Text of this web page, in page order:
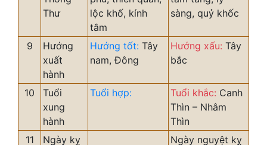
Thư
lộc khố, kính
tâm
sàng, quỷ khốc
9
Hướng
xuất
hành
Hướng tốt: Tây
nam, Đông
Hướng xấu: Tây
bắc
10
Tuổi
xung
hành
Tuổi hợp: Tuổi khắc: Canh
Thìn – Nhâm
Thìn
11
Ngày kỵ Ngày nguyệt kỵ